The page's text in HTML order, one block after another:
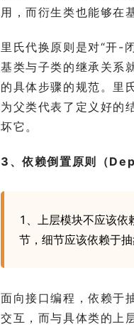
用，而衍生类也能够在
里氏代换原则是对“开-
基类与子类的继承关系
的具体步骤的规范。里
为父类代表了定义好的
坏它。
3、依赖倒置原则（
1、上层模块不应该
节，细节应该依赖于抽
面向接口编程，依赖于
交互，而与具体类的上